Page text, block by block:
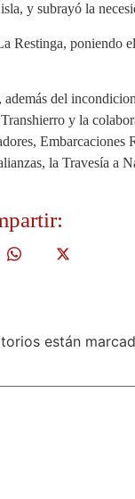
y subrayó la
poniendo
del
y la
la Travesía a
están